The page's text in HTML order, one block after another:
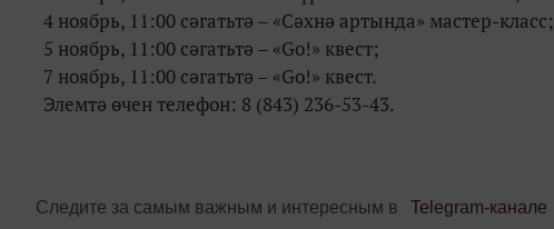
4 ноябрь, 11:00 сәгатьтә – «Сәхнә артында» мастер-класс;
5 ноябрь, 11:00 сәгатьтә – «Go!» квест;
7 ноябрь, 11:00 сәгатьтә – «Go!» квест.
Элемтә өчен телефон: 8 (843) 236-53-43.
Следите за самым важным и интересным в Telegram-канале